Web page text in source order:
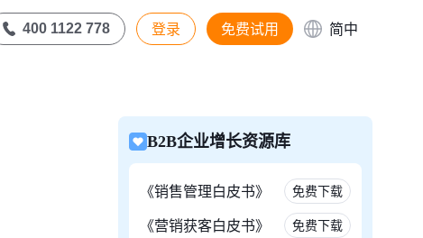
400 1122 778 登录 免费试用 简中
B2B企业增长资源库
《销售管理白皮书》 免费下载
《营销获客白皮书》 免费下载